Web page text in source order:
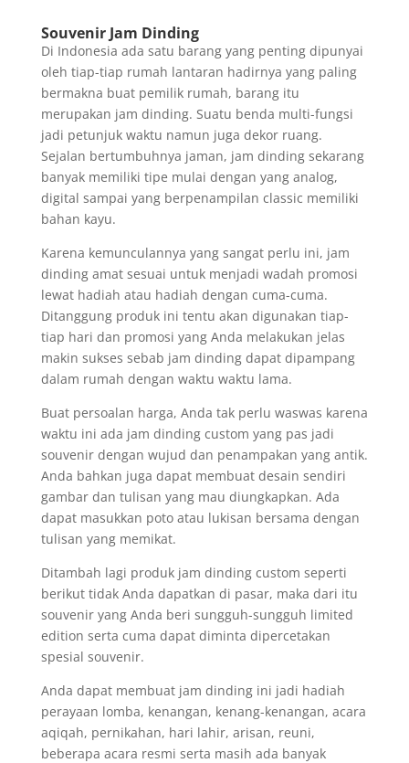
Souvenir Jam Dinding
Di Indonesia ada satu barang yang penting dipunyai
oleh tiap-tiap rumah lantaran hadirnya yang paling
bermakna buat pemilik rumah, barang itu
merupakan jam dinding. Suatu benda multi-fungsi
jadi petunjuk waktu namun juga dekor ruang.
Sejalan bertumbuhnya jaman, jam dinding sekarang
banyak memiliki tipe mulai dengan yang analog,
digital sampai yang berpenampilan classic memiliki
bahan kayu.
Karena kemunculannya yang sangat perlu ini, jam
dinding amat sesuai untuk menjadi wadah promosi
lewat hadiah atau hadiah dengan cuma-cuma.
Ditanggung produk ini tentu akan digunakan tiap-
tiap hari dan promosi yang Anda melakukan jelas
makin sukses sebab jam dinding dapat dipampang
dalam rumah dengan waktu waktu lama.
Buat persoalan harga, Anda tak perlu waswas karena
waktu ini ada jam dinding custom yang pas jadi
souvenir dengan wujud dan penampakan yang antik.
Anda bahkan juga dapat membuat desain sendiri
gambar dan tulisan yang mau diungkapkan. Ada
dapat masukkan poto atau lukisan bersama dengan
tulisan yang memikat.
Ditambah lagi produk jam dinding custom seperti
berikut tidak Anda dapatkan di pasar, maka dari itu
souvenir yang Anda beri sungguh-sungguh limited
edition serta cuma dapat diminta dipercetakan
spesial souvenir.
Anda dapat membuat jam dinding ini jadi hadiah
perayaan lomba, kenangan, kenang-kenangan, acara
aqiqah, pernikahan, hari lahir, arisan, reuni,
beberapa acara resmi serta masih ada banyak